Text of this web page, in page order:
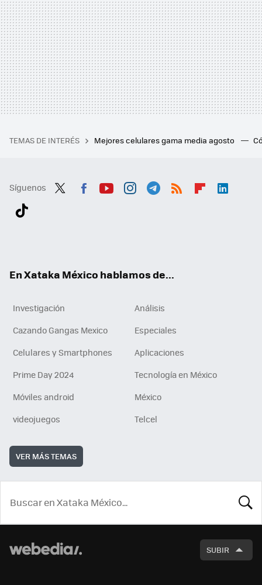
TEMAS DE INTERÉS Mejores celulares gama media agosto
Síguenos
En Xataka México hablamos de...
Investigación
Análisis
Cazando Gangas Mexico
Especiales
Celulares y Smartphones
Aplicaciones
Prime Day 2024
Tecnología en México
Móviles android
México
videojuegos
Telcel
VER MÁS TEMAS
SUBIR